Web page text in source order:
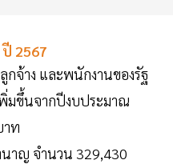
ปี 2567
กจ้าง และพนักงานของรัฐ
มขึ้นจากปีงบประมาณ
าท
นาญ จำนวน 329,430